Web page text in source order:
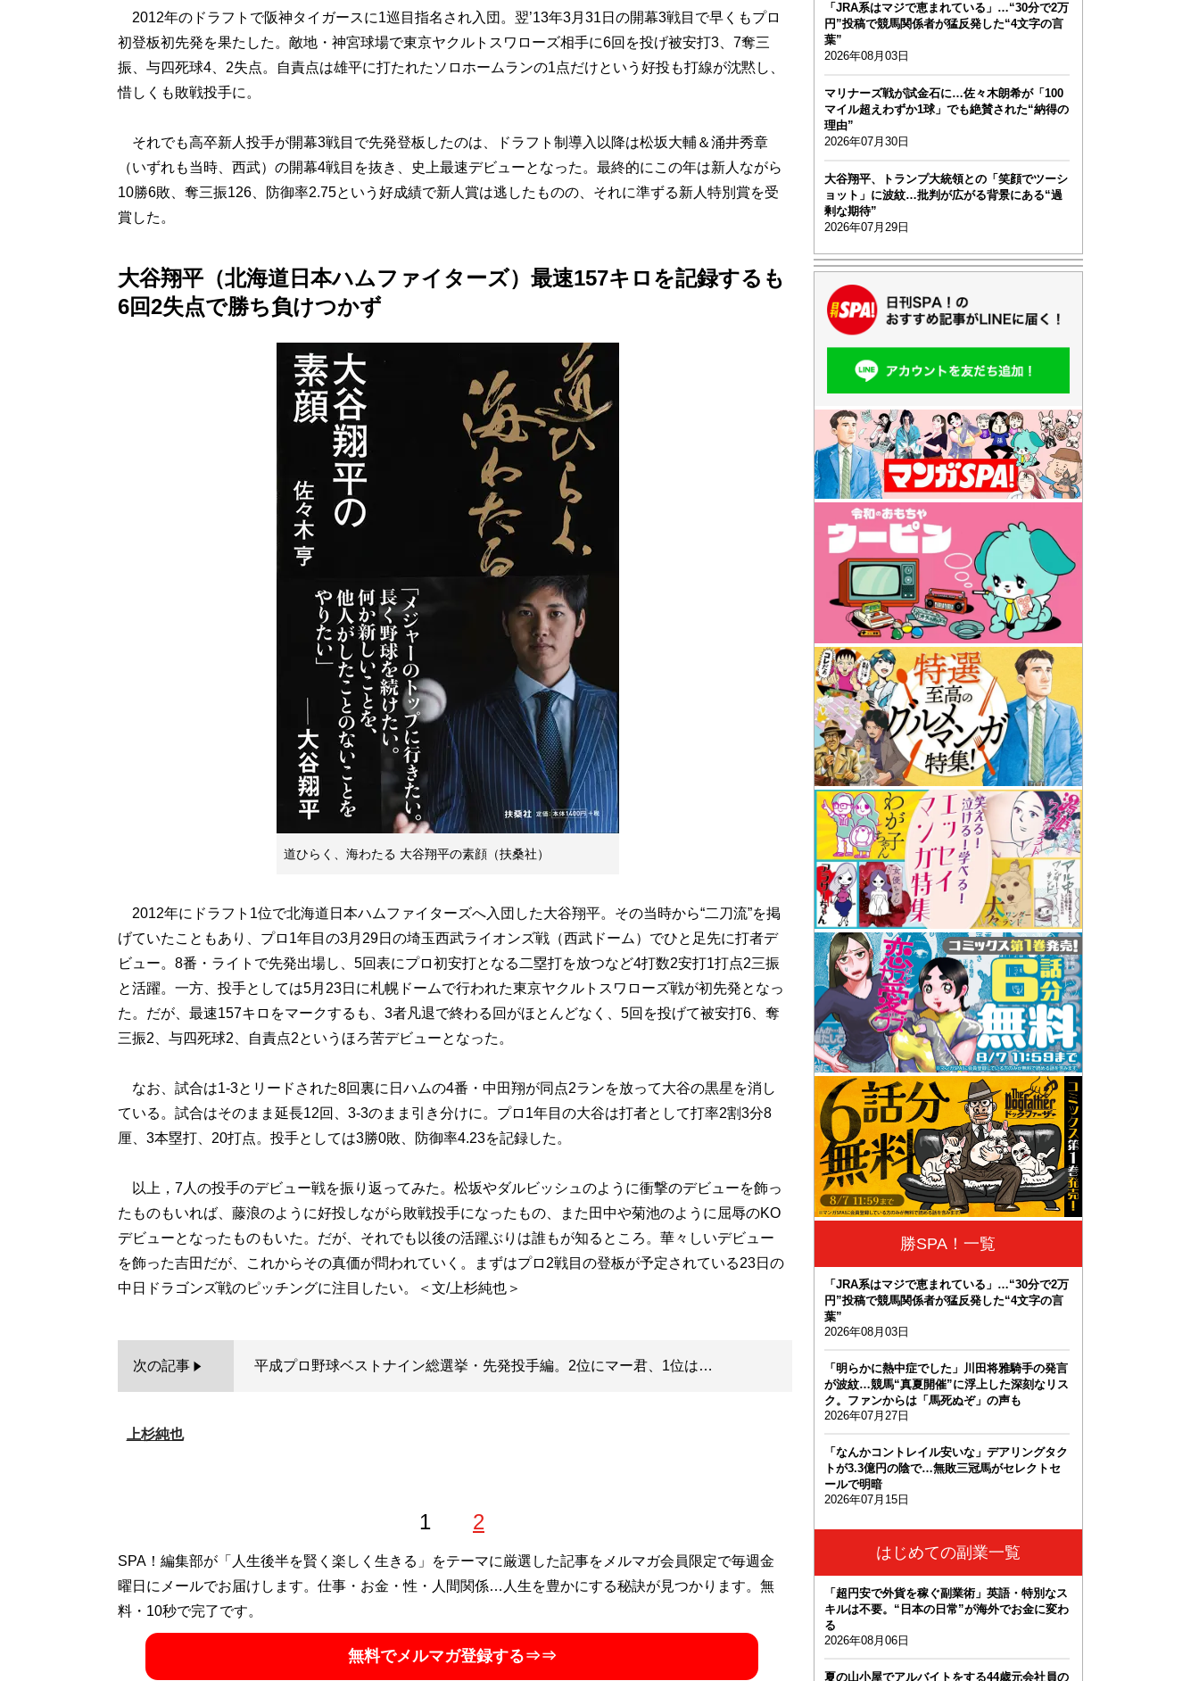
2012年のドラフトで阪神タイガースに1巡目指名され入団。翌’13年3月31日の開幕3戦目で早くもプロ
初登板初先発を果たした。敵地・神宮球場で東京ヤクルトスワローズ相手に6回を投げ被安打3、7奪三
振、与四死球4、2失点。自責点は雄平に打たれたソロホームランの1点だけという好投も打線が沈黙し、
惜しくも敗戦投手に。
それでも高卒新人投手が開幕3戦目で先発登板したのは、ドラフト制導入以降は松坂大輔＆涌井秀章
（いずれも当時、西武）の開幕4戦目を抜き、史上最速デビューとなった。最終的にこの年は新人ながら
10勝6敗、奪三振126、防御率2.75という好成績で新人賞は逃したものの、それに準ずる新人特別賞を受
賞した。
大谷翔平（北海道日本ハムファイターズ）最速157キロを記録するも
6回2失点で勝ち負けつかず
道ひらく、海わたる 大谷翔平の素顔（扶桑社）
2012年にドラフト1位で北海道日本ハムファイターズへ入団した大谷翔平。その当時から“二刀流”を掲
げていたこともあり、プロ1年目の3月29日の埼玉西武ライオンズ戦（西武ドーム）でひと足先に打者デ
ビュー。8番・ライトで先発出場し、5回表にプロ初安打となる二塁打を放つなど4打数2安打1打点2三振
と活躍。一方、投手としては5月23日に札幌ドームで行われた東京ヤクルトスワローズ戦が初先発となっ
た。だが、最速157キロをマークするも、3者凡退で終わる回がほとんどなく、5回を投げて被安打6、奪
三振2、与四死球2、自責点2というほろ苦デビューとなった。
なお、試合は1-3とリードされた8回裏に日ハムの4番・中田翔が同点2ランを放って大谷の黒星を消し
ている。試合はそのまま延長12回、3-3のまま引き分けに。プロ1年目の大谷は打者として打率2割3分8
厘、3本塁打、20打点。投手としては3勝0敗、防御率4.23を記録した。
以上，7人の投手のデビュー戦を振り返ってみた。松坂やダルビッシュのように衝撃のデビューを飾っ
たものもいれば、藤浪のように好投しながら敗戦投手になったもの、また田中や菊池のように屈辱のKO
デビューとなったものもいた。だが、それでも以後の活躍ぶりは誰もが知るところ。華々しいデビュー
を飾った吉田だが、これからその真価が問われていく。まずはプロ2戦目の登板が予定されている23日の
次の記事 平成プロ野球ベストナイン総選挙・先発投手編。2位にマー君、1位は…
上杉純也
1 2
SPA！編集部が「人生後半を賢く楽しく生きる」をテーマに厳選した記事をメルマガ会員限定で毎週金
曜日にメールでお届けします。仕事・お金・性・人間関係…人生を豊かにする秘訣が見つかります。無
料・10秒で完了です。
無料でメルマガ登録する⇒⇒
「JRA系はマジで恵まれている」…“30分で2万
円”投稿で競馬関係者が猛反発した“4文字の言
葉”
2026年08月03日
マリナーズ戦が試金石に…佐々木朗希が「100
マイル超えわずか1球」でも絶賛された“納得の
理由”
2026年07月30日
大谷翔平、トランプ大統領との「笑顔でツーシ
ョット」に波紋…批判が広がる背景にある“過
剰な期待”
2026年07月29日
勝SPA！一覧
「JRA系はマジで恵まれている」…“30分で2万
円”投稿で競馬関係者が猛反発した“4文字の言
葉”
2026年08月03日
「明らかに熱中症でした」川田将雅騎手の発言
が波紋…競馬“真夏開催”に浮上した深刻なリス
ク。ファンからは「馬死ぬぞ」の声も
2026年07月27日
「なんかコントレイル安いな」デアリングタク
トが3.3億円の陰で…無敗三冠馬がセレクトセ
ールで明暗
2026年07月15日
はじめての副業一覧
「超円安で外貨を稼ぐ副業術」英語・特別なス
キルは不要。“日本の日常”が海外でお金に変わ
る
2026年08月06日
夏の山小屋でアルバイトをする44歳元会社員の